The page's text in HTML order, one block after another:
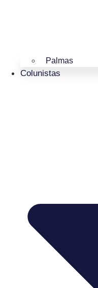
Palmas
Colunistas